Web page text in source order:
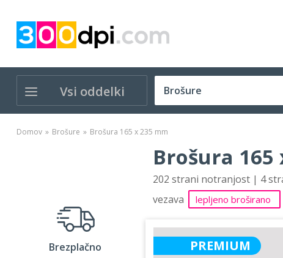
Vsi oddelki
Domov Brošure Brošura 165 x 235 mm
Brezplačno
Brošura
202 strani notranjost | 4
vezava
lepljeno broširano
PREMIUM